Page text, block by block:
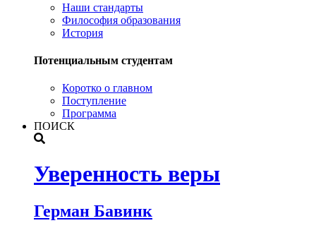
Наши стандарты
Философия образования
История
Потенциальным студентам
Коротко о главном
Поступление
Программа
ПОИСК
Уверенность веры
Герман Бавинк